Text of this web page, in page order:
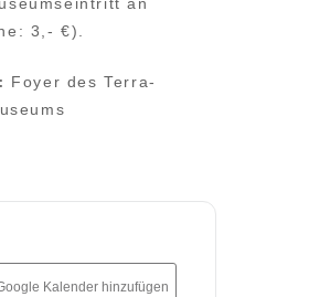
an
3,- €).
Foyer des Terra-
Kalender hinzufügen